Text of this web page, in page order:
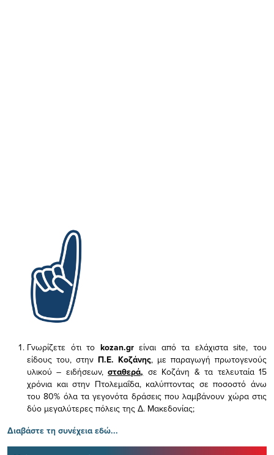
Γνωρίζετε ότι το kozan.gr είναι από τα ελάχισταsite, του
είδους του, στην Π.Ε. Κοζάνης, με παραγωγή πρωτογενούς
υλικού – ειδήσεων,σταθερά, σε Κοζάνη & τα τελευταία 15
χρόνια και στην Πτολεμαΐδα, καλύπτοντας σε ποσοστό άνω
του 80% όλα τα γεγονότα δράσεις που λαμβάνουν χώρα στις
δύο μεγαλύτερες πόλεις της Δ. Μακεδονίας;
Διαβάστε τη συνέχεια εδώ...